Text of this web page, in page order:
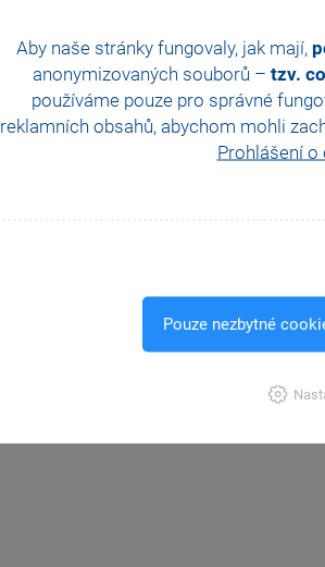
Aby naše stránky fungovaly, jak mají,
anonymizovaných souborů – tzv.
používáme pouze pro správné
reklamních obsahů, abychom mohli
Prohlášení
Pouze nezbytné